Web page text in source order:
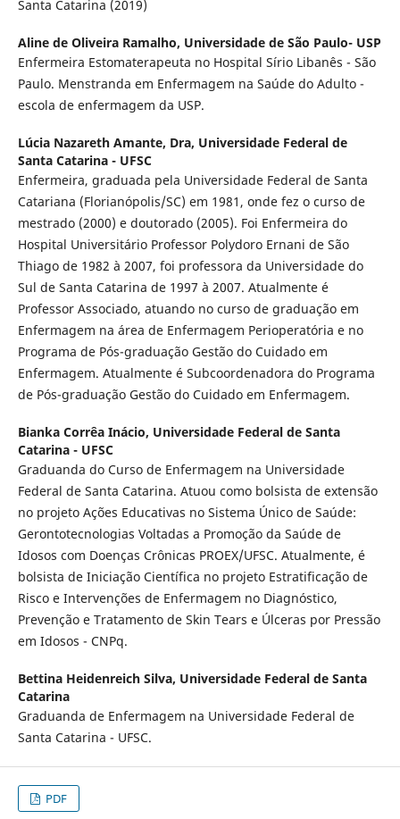
Santa Catarina (2019)
Aline de Oliveira Ramalho, Universidade de São Paulo- USP
Enfermeira Estomaterapeuta no Hospital Sírio Libanês - São
Paulo. Menstranda em Enfermagem na Saúde do Adulto -
escola de enfermagem da USP.
Lúcia Nazareth Amante, Dra, Universidade Federal de
Santa Catarina - UFSC
Enfermeira, graduada pela Universidade Federal de Santa
Catariana (Florianópolis/SC) em 1981, onde fez o curso de
mestrado (2000) e doutorado (2005). Foi Enfermeira do
Hospital Universitário Professor Polydoro Ernani de São
Thiago de 1982 à 2007, foi professora da Universidade do
Sul de Santa Catarina de 1997 à 2007. Atualmente é
Professor Associado, atuando no curso de graduação em
Enfermagem na área de Enfermagem Perioperatória e no
Programa de Pós-graduação Gestão do Cuidado em
Enfermagem. Atualmente é Subcoordenadora do Programa
de Pós-graduação Gestão do Cuidado em Enfermagem.
Bianka Corrêa Inácio, Universidade Federal de Santa
Catarina - UFSC
Graduanda do Curso de Enfermagem na Universidade
Federal de Santa Catarina. Atuou como bolsista de extensão
no projeto Ações Educativas no Sistema Único de Saúde:
Gerontotecnologias Voltadas a Promoção da Saúde de
Idosos com Doenças Crônicas PROEX/UFSC. Atualmente, é
bolsista de Iniciação Científica no projeto Estratificação de
Risco e Intervenções de Enfermagem no Diagnóstico,
Prevenção e Tratamento de Skin Tears e Úlceras por Pressão
em Idosos - CNPq.
Bettina Heidenreich Silva, Universidade Federal de Santa
Catarina
Graduanda de Enfermagem na Universidade Federal de
Santa Catarina - UFSC.
PDF